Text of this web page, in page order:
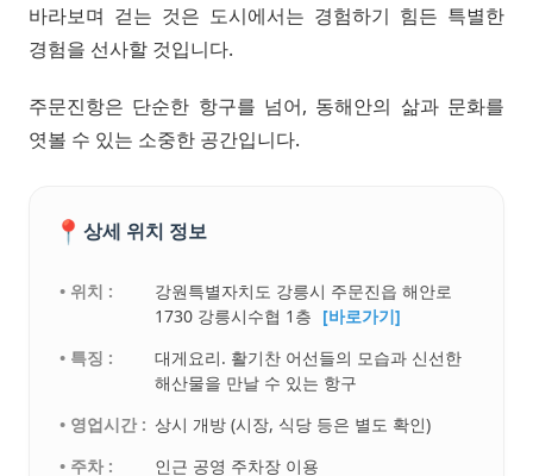
바라보며 걷는 것은 도시에서는 경험하기 힘든 특별한
경험을 선사할 것입니다.
주문진항은 단순한 항구를 넘어, 동해안의 삶과 문화를
엿볼 수 있는 소중한 공간입니다.
📍 상세 위치 정보
• 위치 :
강원특별자치도 강릉시 주문진읍 해안로
1730 강릉시수협 1층 [바로가기]
• 특징 :
대게요리. 활기찬 어선들의 모습과 신선한
해산물을 만날 수 있는 항구
• 영업시간 : 상시 개방 (시장, 식당 등은 별도 확인)
• 주차 :
인근 공영 주차장 이용